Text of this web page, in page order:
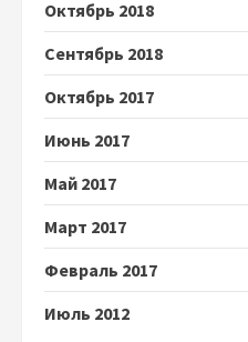
Октябрь 2018
Сентябрь 2018
Октябрь 2017
Июнь 2017
Май 2017
Март 2017
Февраль 2017
Июль 2012